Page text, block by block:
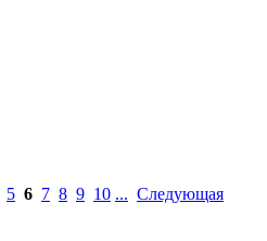
5 6 7 8 9 10 ... Следующая